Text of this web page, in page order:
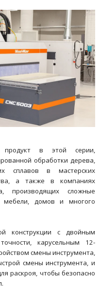
в этой серии,
обработки дерева,
сплавов в мастерских
а также в компаниях
производящих сложные
мебели, домов и многого
конструкции с двойным
карусельным 12-
смены инструмента,
смены инструмента, и
раскроя, чтобы безопасно